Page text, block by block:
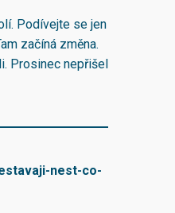
Podívejte se jen
začíná změna.
Prosinec nepřišel
nest-co-